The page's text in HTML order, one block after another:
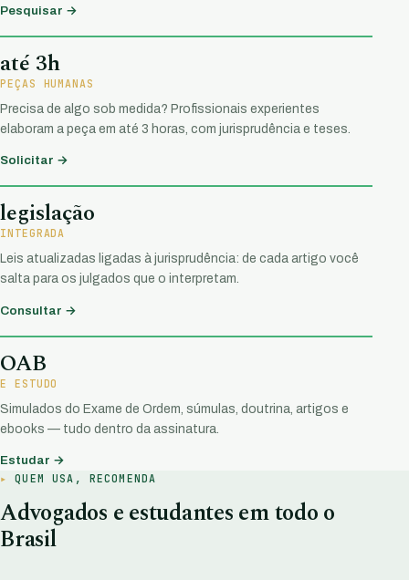
Pesquisar →
até 3h
PEÇAS HUMANAS
Precisa de algo sob medida? Profissionais experientes
elaboram a peça em até 3 horas, com jurisprudência e teses.
Solicitar →
legislação
INTEGRADA
Leis atualizadas ligadas à jurisprudência: de cada artigo você
salta para os julgados que o interpretam.
Consultar →
OAB
E ESTUDO
Simulados do Exame de Ordem, súmulas, doutrina, artigos e
ebooks — tudo dentro da assinatura.
Estudar →
QUEM USA, RECOMENDA
Advogados e estudantes em todo o
Brasil